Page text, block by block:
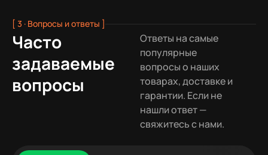
[ 3 · Вопросы и ответы ]
Часто
задаваемые
вопросы
Ответы на самые
популярные
вопросы о наших
товарах, доставке и
гарантии. Если не
нашли ответ —
свяжитесь с нами.